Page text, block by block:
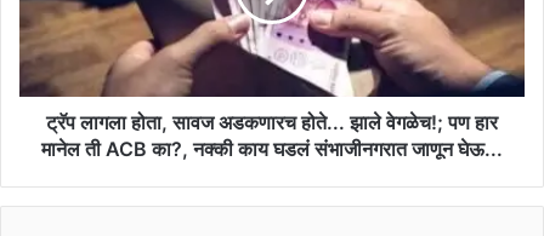
होते...
झाले
वेगळेच!;
पण
मानेल
ट्रॅप लागला होता, सावज अडकणारच होते... झाले वेगळेच!; पण हार
मानेल ती ACB का?, नक्की काय घडलं संभाजीनगरात जाणून घेऊ...